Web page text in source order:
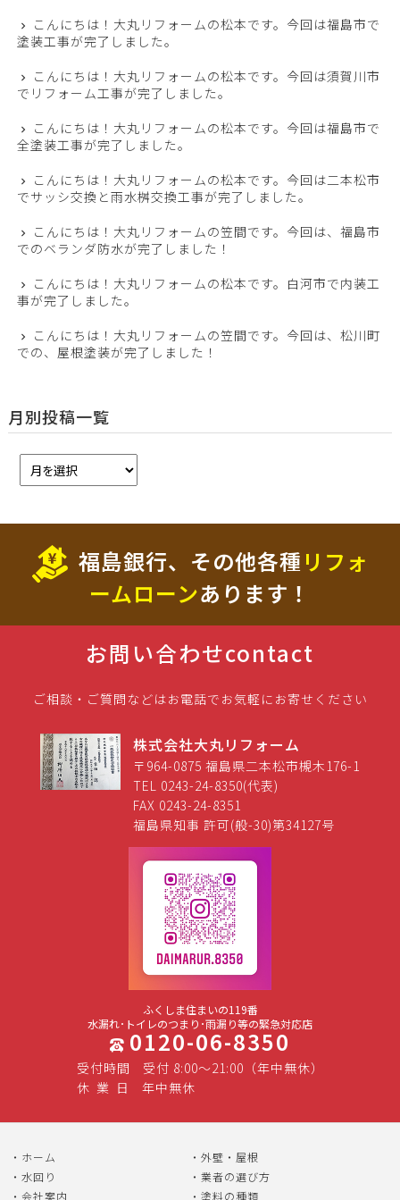
こんにちは！大丸リフォームの松本です。今回は福島市で
塗装工事が完了しました。
こんにちは！大丸リフォームの松本です。今回は須賀川市
でリフォーム工事が完了しました。
こんにちは！大丸リフォームの松本です。今回は福島市で
全塗装工事が完了しました。
こんにちは！大丸リフォームの松本です。今回は二本松市
でサッシ交換と雨水桝交換工事が完了しました。
こんにちは！大丸リフォームの笠間です。今回は、福島市
でのベランダ防水が完了しました！
こんにちは！大丸リフォームの松本です。白河市で内装工
事が完了しました。
こんにちは！大丸リフォームの笠間です。今回は、松川町
での、屋根塗装が完了しました！
月別投稿一覧
福島銀行、その他各種 リフォ
ームローンあります！
お問い合わせcontact
ご相談・ご質問などはお電話でお気軽にお寄せください
株式会社大丸リフォーム
〒964-0875 福島県二本松市槻木176-1
TEL 0243-24-8350(代表)
FAX 0243-24-8351
福島県知事 許可(般-30)第34127号
ふくしま住まいの119番
水漏れ･トイレのつまり･雨漏り等の緊急対応店
0120-06-8350
受付時間
受付 8:00～21:00（年中無休）
休 業 日 年中無休
ホーム
外壁・屋根
水回り
業者の選び方
会社案内
塗料の種類